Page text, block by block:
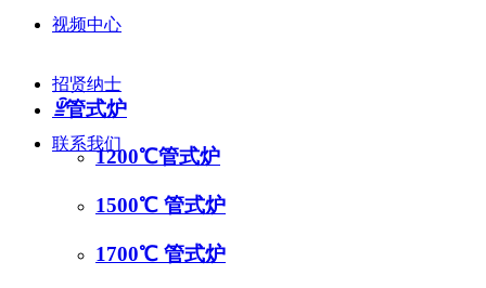
视频中心
招贤纳士
联系我们
ꁇ管式炉
1200℃管式炉
1500℃ 管式炉
1700℃ 管式炉